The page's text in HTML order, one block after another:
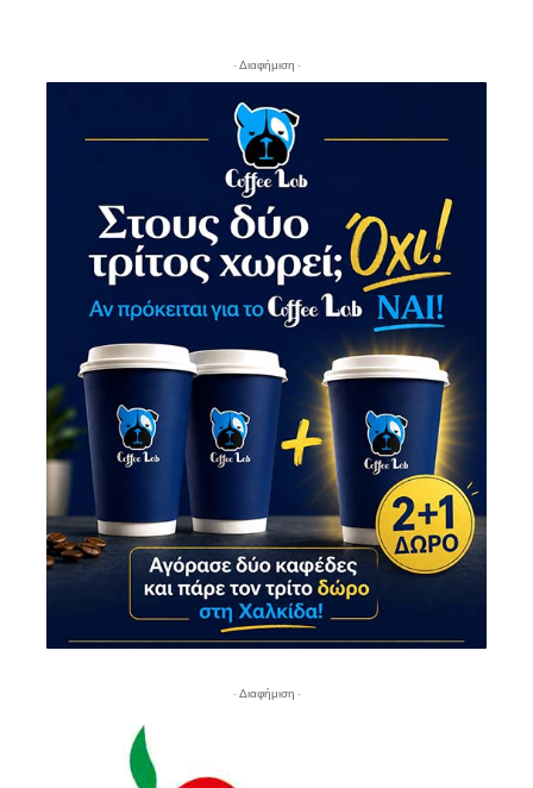
- Διαφήμιση -
- Διαφήμιση -